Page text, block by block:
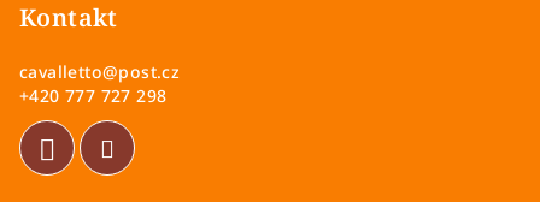
Kontakt
cavalletto@post.cz
+420 777 727 298